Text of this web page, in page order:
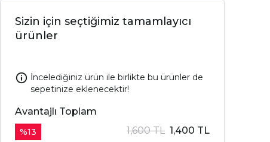
Sizin için seçtiğimiz tamamlayıcı
ürünler
İncelediğiniz ürün ile birlikte bu ürünler de
sepetinize eklenecektir!
Avantajlı Toplam
%13 1,600 TL 1,400 TL